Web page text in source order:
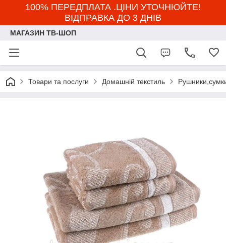
100% ПЕРЕДПЛАТА .ЦІНИ УТОЧНЮЙТЕ!
ВІДПРАВКА ДО 3 ДНІВ
МАГАЗИН ТВ-ШОП
Товари та послуги Домашній текстиль